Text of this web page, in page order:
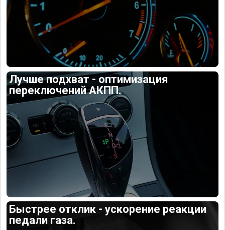
Лучше подхват - оптимизация
переключений АКПП.
Быстрее отклик - ускорение реакции
педали газа.